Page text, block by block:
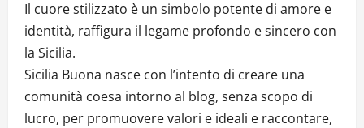
Il cuore stilizzato è un simbolo potente di amore e
identità, raffigura il legame profondo e sincero con
la Sicilia.
Sicilia Buona nasce con l’intento di creare una
comunità coesa intorno al blog, senza scopo di
lucro, per promuovere valori e ideali e raccontare,